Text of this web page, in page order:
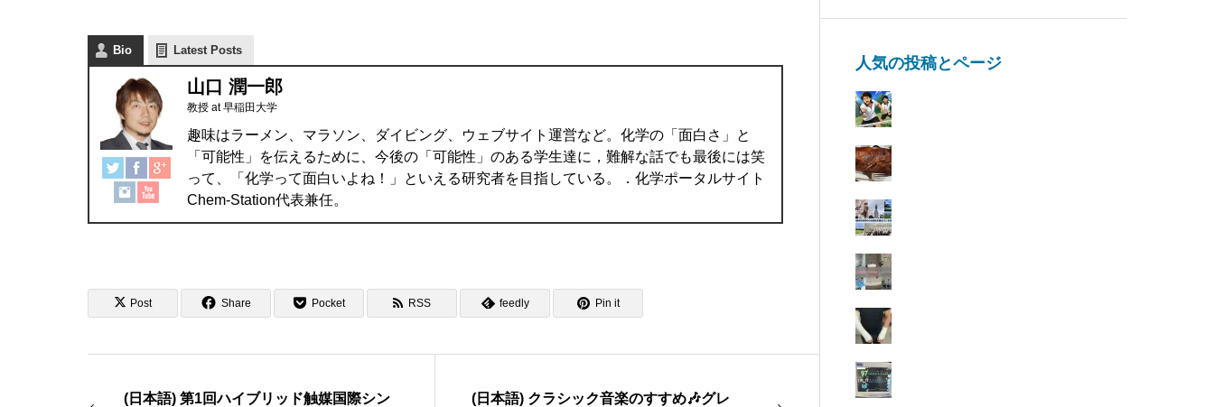
Bio Latest Posts
山口 潤一郎
教授 at早稲田大学
趣味はラーメン、マラソン、ダイビング、ウェブサイト運営など。化学の「面白さ」と
「可能性」を伝えるために、今後の「可能性」のある学生達に，難解な話でも最後には笑
って、「化学って面白いよね！」といえる研究者を目指している。．化学ポータルサイト
Chem-Station代表兼任。
Post Share Pocket RSS feedly Pin it
(日本語) 第1回ハイブリッド触媒国際シン
(日本語) クラシック音楽のすすめ🎶グレ
人気の投稿とページ